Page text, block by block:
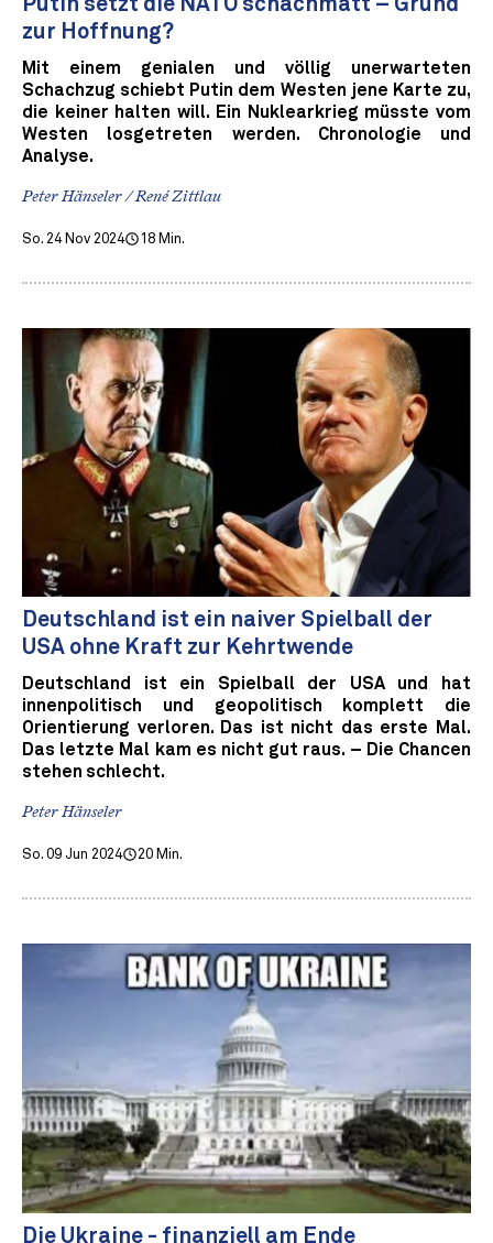
Putin setzt die NATO schachmatt – Grund
zur Hoffnung?
Mit einem genialen und völlig unerwarteten
Schachzug schiebt Putin dem Westen jene Karte zu,
die keiner halten will. Ein Nuklearkrieg müsste vom
Westen losgetreten werden. Chronologie und
Analyse.
Peter Hänseler / René Zittlau
So. 24 Nov 2024 18 Min.
Deutschland ist ein naiver Spielball der
USA ohne Kraft zur Kehrtwende
Deutschland ist ein Spielball der USA und hat
innenpolitisch und geopolitisch komplett die
Orientierung verloren. Das ist nicht das erste Mal.
Das letzte Mal kam es nicht gut raus. – Die Chancen
stehen schlecht.
Peter Hänseler
So. 09 Jun 2024 20 Min.
Die Ukraine - finanziell am Ende